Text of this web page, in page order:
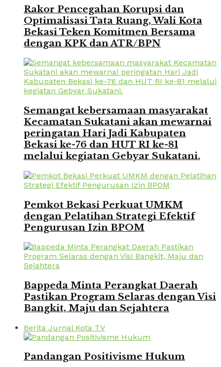
Rakor Pencegahan Korupsi dan
Optimalisasi Tata Ruang, Wali Kota
Bekasi Teken Komitmen Bersama
dengan KPK dan ATR/BPN
Semangat kebersamaan masyarakat
Kecamatan Sukatani akan mewarnai
peringatan Hari Jadi Kabupaten
Bekasi ke-76 dan HUT RI ke-81
melalui kegiatan Gebyar Sukatani.
Pemkot Bekasi Perkuat UMKM
dengan Pelatihan Strategi Efektif
Pengurusan Izin BPOM
Bappeda Minta Perangkat Daerah
Pastikan Program Selaras dengan Visi
Bangkit, Maju dan Sejahtera
Berita Jurnal Kota TV
Pandangan Positivisme Hukum